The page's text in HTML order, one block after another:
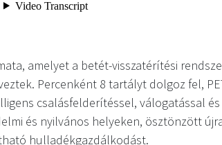
amelyet a betét-visszatérítési
Percenként 8 tartályt dolgoz fel,
csalásfelderítéssel, válogatással
és nyilvános helyeken, ösztönzött
hulladékgazdálkodást.